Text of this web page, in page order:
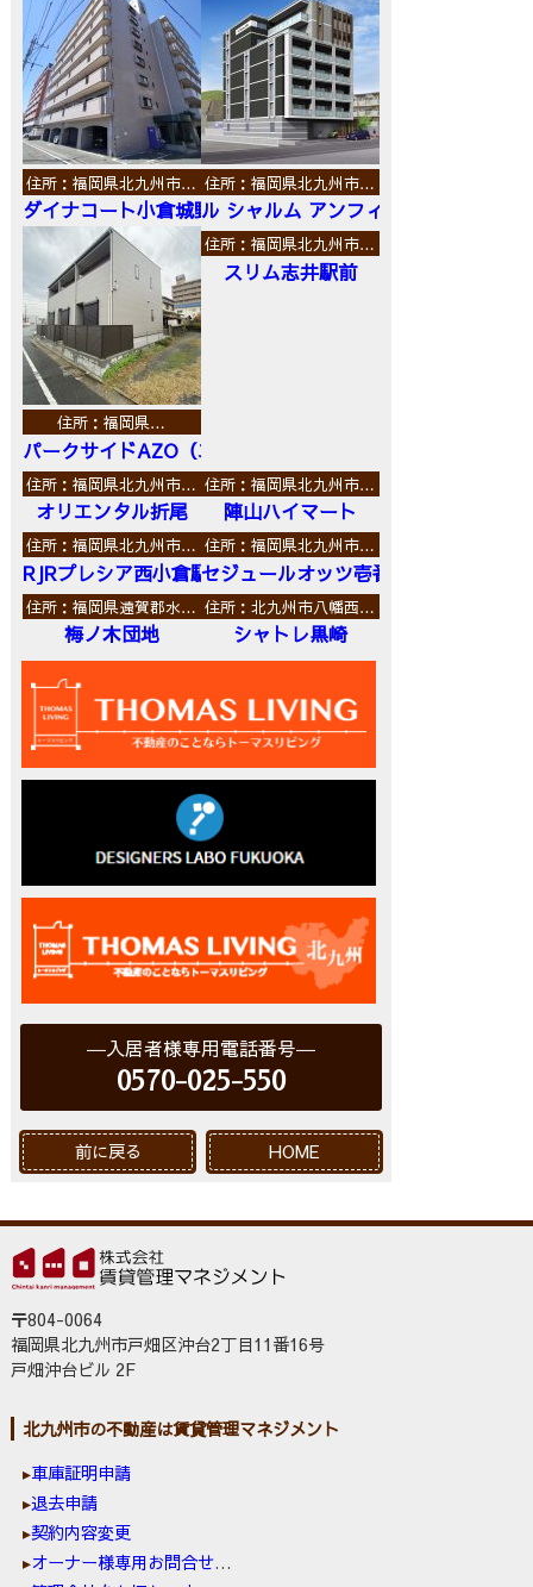
住所：福岡県北九州市…
ダイナコート小倉城野
住所：福岡県北九州市…
ル シャルム アンフィニ
住所：福岡県…
パークサイドAZO（エーゼットオー）
住所：福岡県北九州市…
スリム志井駅前
住所：福岡県北九州市…
オリエンタル折尾
住所：福岡県北九州市…
陣山ハイマート
住所：福岡県北九州市…
RJRプレシア西小倉駅前
住所：福岡県北九州市…
セジュールオッツ壱番館
住所：福岡県遠賀郡水…
梅ノ木団地
住所：北九州市八幡西…
シャトレ黒崎
入居者様専用電話番号
0570-025-550
前に戻る HOME
〒804-0064
福岡県北九州市戸畑区沖台2丁目11番16号
戸畑沖台ビル 2F
北九州市の不動産は賃貸管理マネジメント
車庫証明申請
退去申請
契約内容変更
オーナー様専用お問合せ窓口